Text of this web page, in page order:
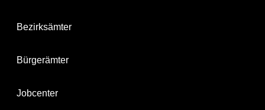
Bezirksämter
Bürgerämter
Jobcenter